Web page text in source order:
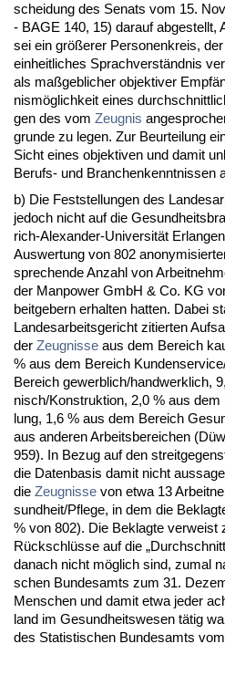
schei­dung des Se­nats vom 15.
- BA­GE 140, 15) dar­auf ab­ge­stellt,
sei ein größerer Per­so­nen­kreis,
ein­heit­li­ches Sprach­verständ­nis
als maßgeb­li­cher ob­jek­ti­ver
nismöglich­keit ei­nes
gen des vom Zeug­nis
grun­de zu le­gen. Zur Be­ur­tei­lung
Sicht ei­nes ob­jek­ti­ven und da­mit
Be­rufs- und Bran­chen­kennt­nis­sen
b) Die Fest­stel­lun­gen des
je­doch nicht auf die
rich-Alex­an­der-Uni­ver­sität
Aus­wer­tung von 802
spre­chen­de An­zahl von
der Man­power GmbH & Co. KG
beit­ge­bern er­hal­ten hat­ten. Da­bei
Lan­des­ar­beits­ge­richt zi­tier­ten
der Zeug­nis­se aus dem Be­reich
% aus dem Be­reich
Be­reich ge­werb­lich/hand­werk­lich,
nisch/Kon­struk­ti­on, 2,0 % aus
lung, 1,6 % aus dem Be­reich
aus an­de­ren Ar­beits­be­rei­chen
959). In Be­zug auf den
die Da­ten­ba­sis da­mit nicht
die Zeug­nis­se von et­wa 13
sund­heit/Pfle­ge, in dem die
% von 802). Die Be­klag­te ver­weist
Rück­schlüsse auf die
da­nach nicht möglich sind, zu­mal
schen Bun­des­amts zum 31.
Men­schen und da­mit et­wa je­der
land im Ge­sund­heits­we­sen tätig
des Sta­tis­ti­schen Bun­des­amts